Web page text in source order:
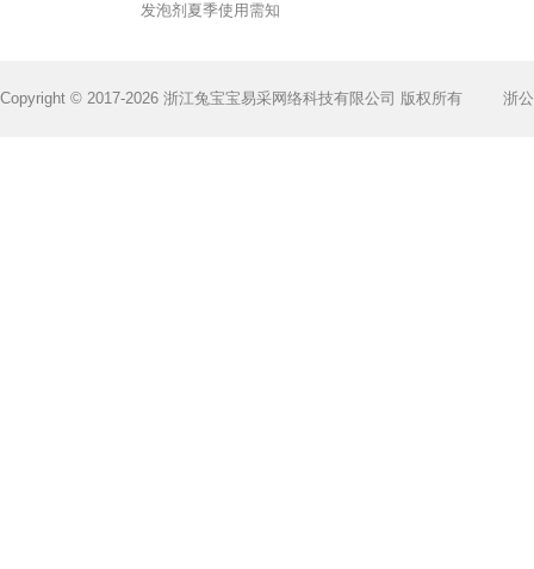
发泡剂夏季使用需知
Copyright © 2017-2026 浙江兔宝宝易采网络科技有限公司 版权所有 浙